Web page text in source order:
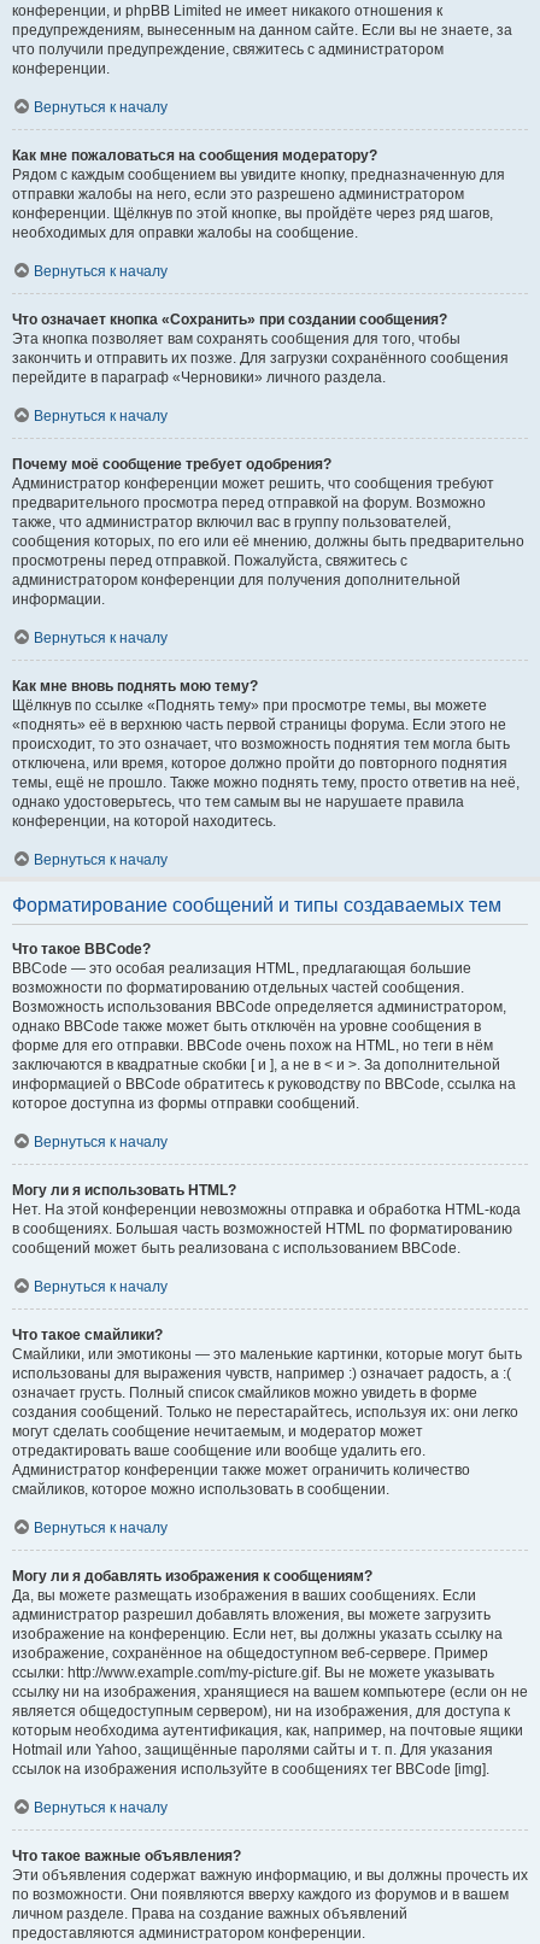
конференции, и phpBB Limited не имеет никакого отношения к
предупреждениям, вынесенным на данном сайте. Если вы не знаете, за
что получили предупреждение, свяжитесь с администратором
конференции.
Вернуться к началу
Как мне пожаловаться на сообщения модератору?
Рядом с каждым сообщением вы увидите кнопку, предназначенную для
отправки жалобы на него, если это разрешено администратором
конференции. Щёлкнув по этой кнопке, вы пройдёте через ряд шагов,
необходимых для оправки жалобы на сообщение.
Вернуться к началу
Что означает кнопка «Сохранить» при создании сообщения?
Эта кнопка позволяет вам сохранять сообщения для того, чтобы
закончить и отправить их позже. Для загрузки сохранённого сообщения
перейдите в параграф «Черновики» личного раздела.
Вернуться к началу
Почему моё сообщение требует одобрения?
Администратор конференции может решить, что сообщения требуют
предварительного просмотра перед отправкой на форум. Возможно
также, что администратор включил вас в группу пользователей,
сообщения которых, по его или её мнению, должны быть предварительно
просмотрены перед отправкой. Пожалуйста, свяжитесь с
администратором конференции для получения дополнительной
информации.
Вернуться к началу
Как мне вновь поднять мою тему?
Щёлкнув по ссылке «Поднять тему» при просмотре темы, вы можете
«поднять» её в верхнюю часть первой страницы форума. Если этого не
происходит, то это означает, что возможность поднятия тем могла быть
отключена, или время, которое должно пройти до повторного поднятия
темы, ещё не прошло. Также можно поднять тему, просто ответив на неё,
однако удостоверьтесь, что тем самым вы не нарушаете правила
конференции, на которой находитесь.
Вернуться к началу
Форматирование сообщений и типы создаваемых тем
Что такое BBCode?
BBCode — это особая реализация HTML, предлагающая большие
возможности по форматированию отдельных частей сообщения.
Возможность использования BBCode определяется администратором,
однако BBCode также может быть отключён на уровне сообщения в
форме для его отправки. BBCode очень похож на HTML, но теги в нём
заключаются в квадратные скобки [ и ], а не в < и >. За дополнительной
информацией о BBCode обратитесь к руководству по BBCode, ссылка на
которое доступна из формы отправки сообщений.
Вернуться к началу
Могу ли я использовать HTML?
Нет. На этой конференции невозможны отправка и обработка HTML-кода
в сообщениях. Большая часть возможностей HTML по форматированию
сообщений может быть реализована с использованием BBCode.
Вернуться к началу
Что такое смайлики?
Смайлики, или эмотиконы — это маленькие картинки, которые могут быть
использованы для выражения чувств, например :) означает радость, а :(
означает грусть. Полный список смайликов можно увидеть в форме
создания сообщений. Только не перестарайтесь, используя их: они легко
могут сделать сообщение нечитаемым, и модератор может
отредактировать ваше сообщение или вообще удалить его.
Администратор конференции также может ограничить количество
смайликов, которое можно использовать в сообщении.
Вернуться к началу
Могу ли я добавлять изображения к сообщениям?
Да, вы можете размещать изображения в ваших сообщениях. Если
администратор разрешил добавлять вложения, вы можете загрузить
изображение на конференцию. Если нет, вы должны указать ссылку на
изображение, сохранённое на общедоступном веб-сервере. Пример
ссылки: http://www.example.com/my-picture.gif. Вы не можете указывать
ссылку ни на изображения, хранящиеся на вашем компьютере (если он не
является общедоступным сервером), ни на изображения, для доступа к
которым необходима аутентификация, как, например, на почтовые ящики
Hotmail или Yahoo, защищённые паролями сайты и т. п. Для указания
ссылок на изображения используйте в сообщениях тег BBCode [img].
Вернуться к началу
Что такое важные объявления?
Эти объявления содержат важную информацию, и вы должны прочесть их
по возможности. Они появляются вверху каждого из форумов и в вашем
личном разделе. Права на создание важных объявлений
предоставляются администратором конференции.